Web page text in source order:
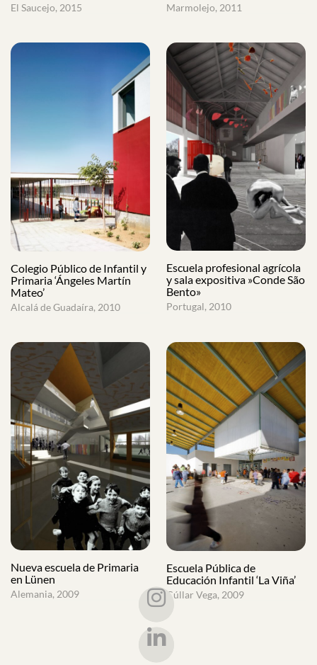
El Saucejo, 2015 Marmolejo, 2011
Colegio Público de Infantil y
Primaria ‘Ángeles Martín
Mateo’
Alcalá de Guadaíra, 2010
Escuela profesional agrícola
y sala expositiva »Conde São
Bento»
Portugal, 2010
Nueva escuela de Primaria
en Lünen
Alemania, 2009
Escuela Pública de
Educación Infantil ‘La Viña’
Cúllar Vega, 2009